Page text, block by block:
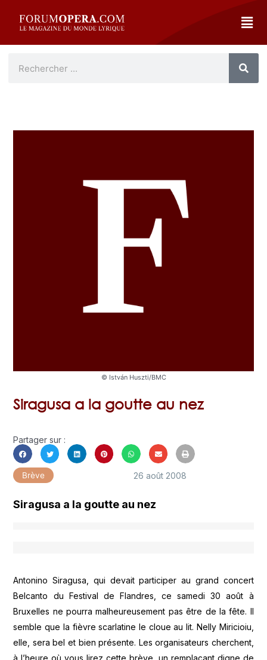
© István Huszti/BMC
Siragusa a la goutte au nez
Partager sur :
Brève 26 août 2008
Siragusa a la goutte au nez
Antonino Siragusa, qui devait participer au grand concert
Belcanto du Festival de Flandres, ce samedi 30 août à
Bruxelles ne pourra malheureusement pas être de la fête. Il
semble que la fièvre scarlatine le cloue au lit. Nelly Miricioiu,
elle, sera bel et bien présente. Les organisateurs cherchent,